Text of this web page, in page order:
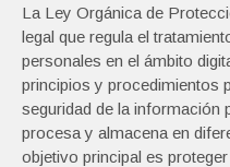
La Ley Orgánica de
legal que regula el
personales en el ámbito
principios y procedimientos
seguridad de la información
procesa y almacena en
objetivo principal es